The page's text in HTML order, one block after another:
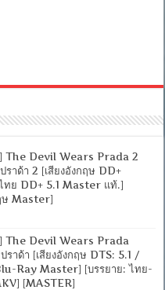
The Devil Wears Prada 2
ราด้า 2 [เสียงอังกฤษ DD+
ย DD+ 5.1 Master แท้.]
ษ Master]
The Devil Wears Prada
ราด้า [เสียงอังกฤษ DTS: 5.1 /
Ray Master] [บรรยาย: ไทย-
[MASTER]